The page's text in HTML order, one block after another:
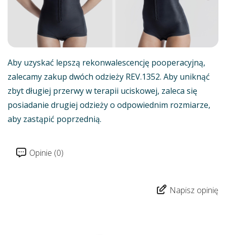
Aby uzyskać lepszą rekonwalescencję pooperacyjną,
zalecamy zakup dwóch odzieży REV.1352. Aby uniknąć
zbyt długiej przerwy w terapii uciskowej, zaleca się
posiadanie drugiej odzieży o odpowiednim rozmiarze,
aby zastąpić poprzednią.
Opinie (0)
Napisz opinię